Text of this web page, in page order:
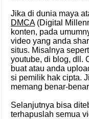
Jika di dunia maya
DMCA(Digital
konten, pada
video yang anda
situs. Misalnya
youtube, di blog, dll.
buat atau anda
si pemilik hak cipta.
memang benar-
Selanjutnya bisa
terhapuslah semua